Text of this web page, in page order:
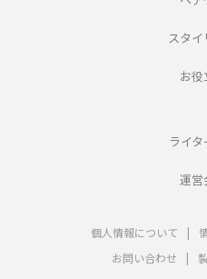
スタイ
お役
ライ
運営
個人情報について |
お問い合わせ
|